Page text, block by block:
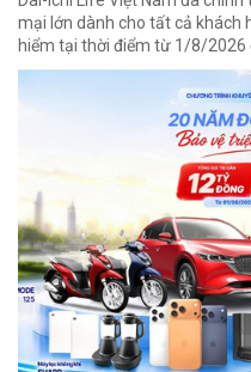
mại lớn dành cho tất cả khách
hiểm tại thời điểm từ 1/8/